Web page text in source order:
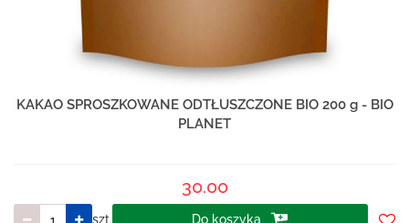
KAKAO SPROSZKOWANE ODTŁUSZCZONE BIO 200 g - BIO
PLANET
30.00
szt. Do koszyka